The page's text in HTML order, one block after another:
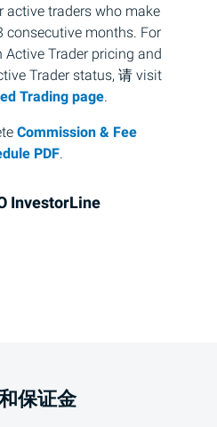
active traders who make
consecutive months. For
Trader pricing and
Trader status,请visit
Trading page.
Commission & Fee
PDF.
InvestorLine
保证金